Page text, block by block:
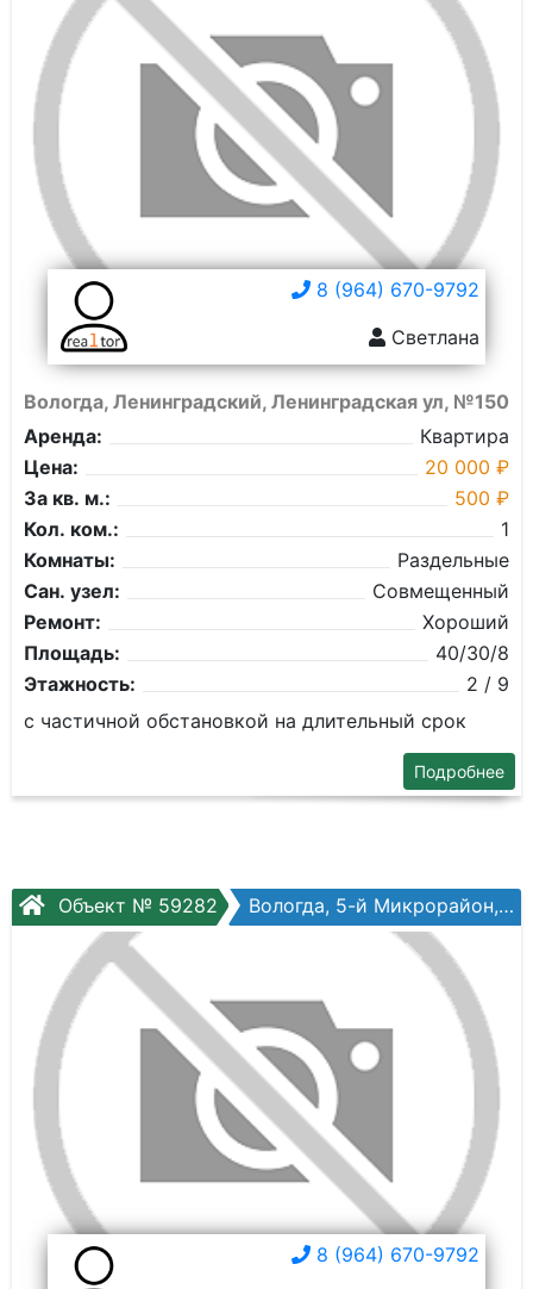
8 (964) 670-9792
Светлана
Вологда, Ленинградский, Ленинградская ул, №150
Аренда:
Квартира
Цена:
20 000 ₽
За кв. м.:
500 ₽
Кол. ком.:
1
Комнаты:
Раздельные
Сан. узел:
Совмещенный
Ремонт:
Хороший
Площадь:
40/30/8
Этажность:
2 / 9
с частичной обстановкой на длительный срок
Подробнее
Объект № 59282 Вологда, 5-й Микрорайон, Воркутинская ул, №14
8 (964) 670-9792